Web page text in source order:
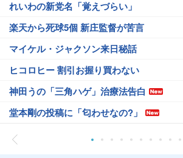
れいわの新党名「覚えづらい」
楽天から死球5個 新庄監督が苦言
マイケル・ジャクソン来日秘話
ヒコロヒー 割引お握り買わない
神田うの「三角ハゲ」治療法告白
堂本剛の投稿に「匂わせなの?」